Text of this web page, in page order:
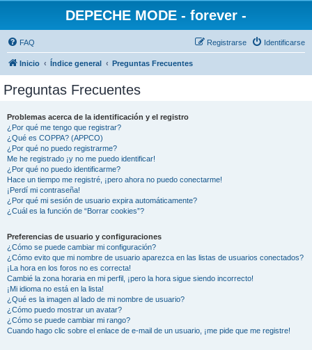
DEPECHE MODE - forever -
FAQ Identificarse
Registrarse
Inicio Índice general Preguntas Frecuentes
Preguntas Frecuentes
Problemas acerca de la identificación y el registro
¿Por qué me tengo que registrar?
¿Qué es COPPA? (APPCO)
¿Por qué no puedo registrarme?
Me he registrado ¡y no me puedo identificar!
¿Por qué no puedo identificarme?
Hace un tiempo me registré, ¡pero ahora no puedo conectarme!
¡Perdí mi contraseña!
¿Por qué mi sesión de usuario expira automáticamente?
¿Cuál es la función de “Borrar cookies”?
Preferencias de usuario y configuraciones
¿Cómo se puede cambiar mi configuración?
¿Cómo evito que mi nombre de usuario aparezca en las listas de usuarios conectados?
¡La hora en los foros no es correcta!
Cambié la zona horaria en mi perfil, ¡pero la hora sigue siendo incorrecto!
¡Mi idioma no está en la lista!
¿Qué es la imagen al lado de mi nombre de usuario?
¿Cómo puedo mostrar un avatar?
¿Cómo se puede cambiar mi rango?
Cuando hago clic sobre el enlace de e-mail de un usuario, ¡me pide que me registre!